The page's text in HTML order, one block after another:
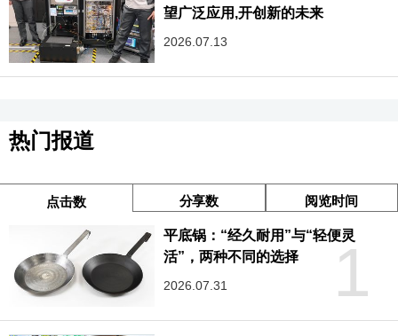
望广泛应用,开创新的未来
2026.07.13
热门报道
点击数 分享数 阅览时间
1
平底锅：“经久耐用”与“轻便灵
活”，两种不同的选择
2026.07.31